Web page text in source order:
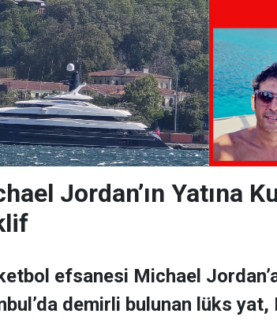
Jordan’ın Yatına
efsanesi Michael
demirli bulunan lüks